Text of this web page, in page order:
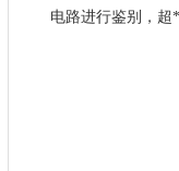
电路进行鉴别，